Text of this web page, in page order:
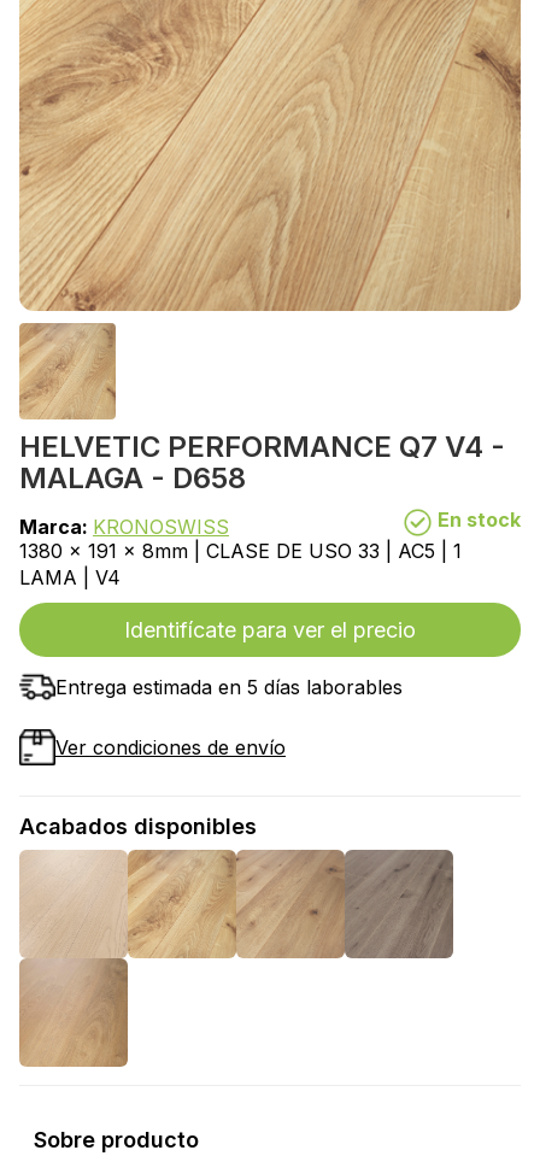
HELVETIC PERFORMANCE Q7 V4 -
MALAGA - D658
Marca: KRONOSWISS
En stock
1380 x 191 x 8mm | CLASE DE USO 33 | AC5 | 1
LAMA | V4
Identifícate para ver el precio
Entrega estimada en 5 días laborables
Ver condiciones de envío
Acabados disponibles
Sobre producto